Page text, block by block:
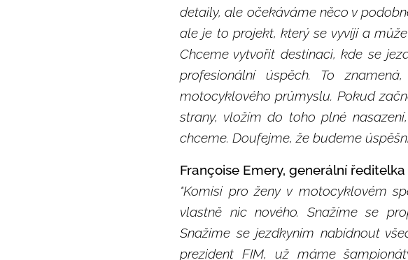
detaily, ale očekáváme něco v
ale je to projekt, který se vyvíjí a
Chceme vytvořit destinaci, kde se
profesionální úspěch. To
motocyklového průmyslu. Pokud
strany, vložím do toho plné
chceme. Doufejme, že budeme
Françoise Emery, generální ředitelka
"Komisi pro ženy v motocyklovém
vlastně nic nového. Snažíme se
Snažíme se jezdkyním nabídnout
prezident FIM, už máme